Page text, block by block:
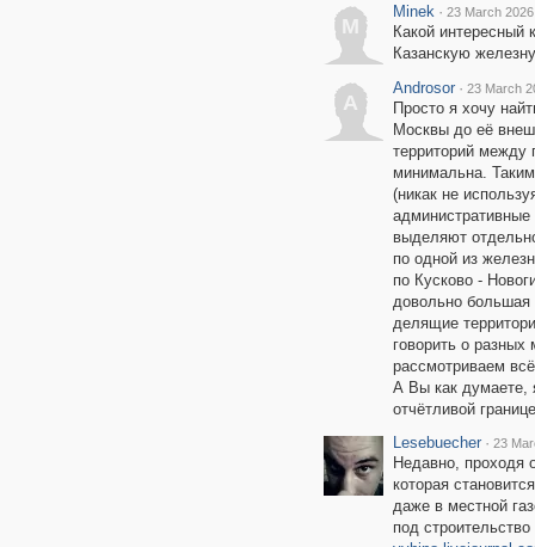
M
Minek · 23 March
Какой интересный
Казанскую
A
Androsor · 23 March
Просто я хочу
Москвы до её
территорий между
минимальна.
(никак не
выделяют
по одной из
по Кусково -
довольно большая
делящие
говорить о
рассмотриваем
А Вы как думаете,
отчётливой
Lesebuecher · 23
Недавно, проходя
которая
даже в местной
под